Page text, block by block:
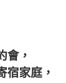
會，
宿家庭，